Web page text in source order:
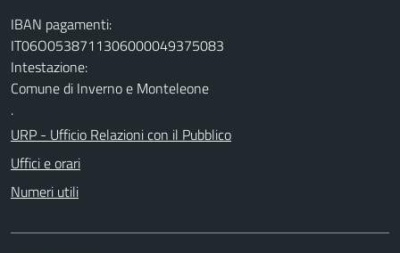
IBAN pagamenti:
IT06O0538711306000049375083
Intestazione:
Comune di Inverno e Monteleone
.
URP - Ufficio Relazioni con il Pubblico
Uffici e orari
Numeri utili